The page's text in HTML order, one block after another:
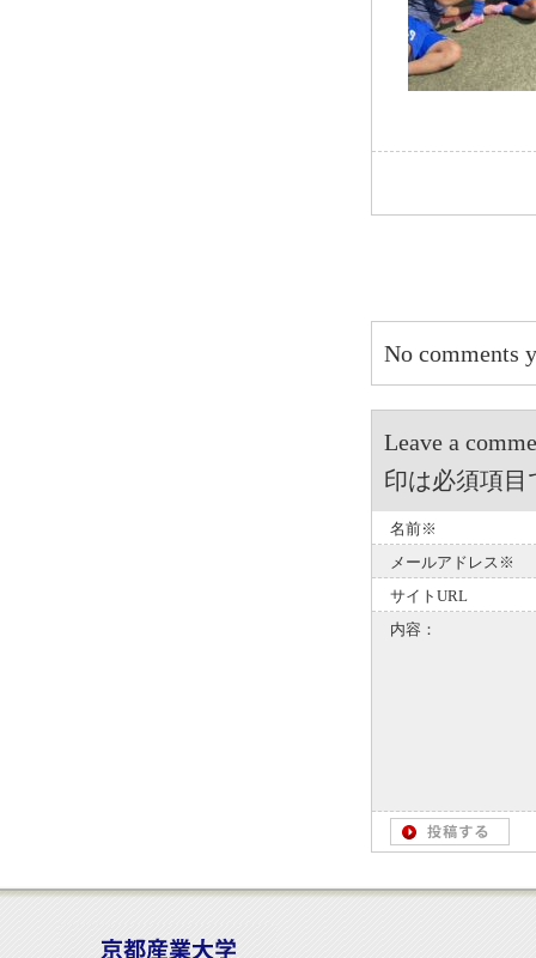
No comments
Leave a
印は必須項目
名前※
メールアドレス※
サイトURL
内容：